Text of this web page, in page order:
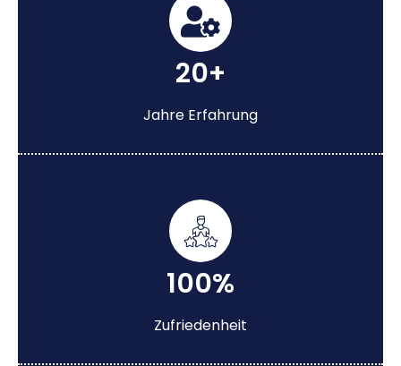
20+
Jahre Erfahrung
100%
Zufriedenheit